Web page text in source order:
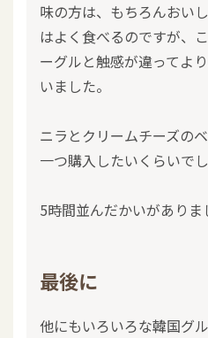
味の方は、もちろんおい
はよく食べるのですが、
ーグルと触感が違ってよ
いました。
ニラとクリームチーズの
一つ購入したいくらいで
5時間並んだかいがありま
最後に
他にもいろいろな韓国グ